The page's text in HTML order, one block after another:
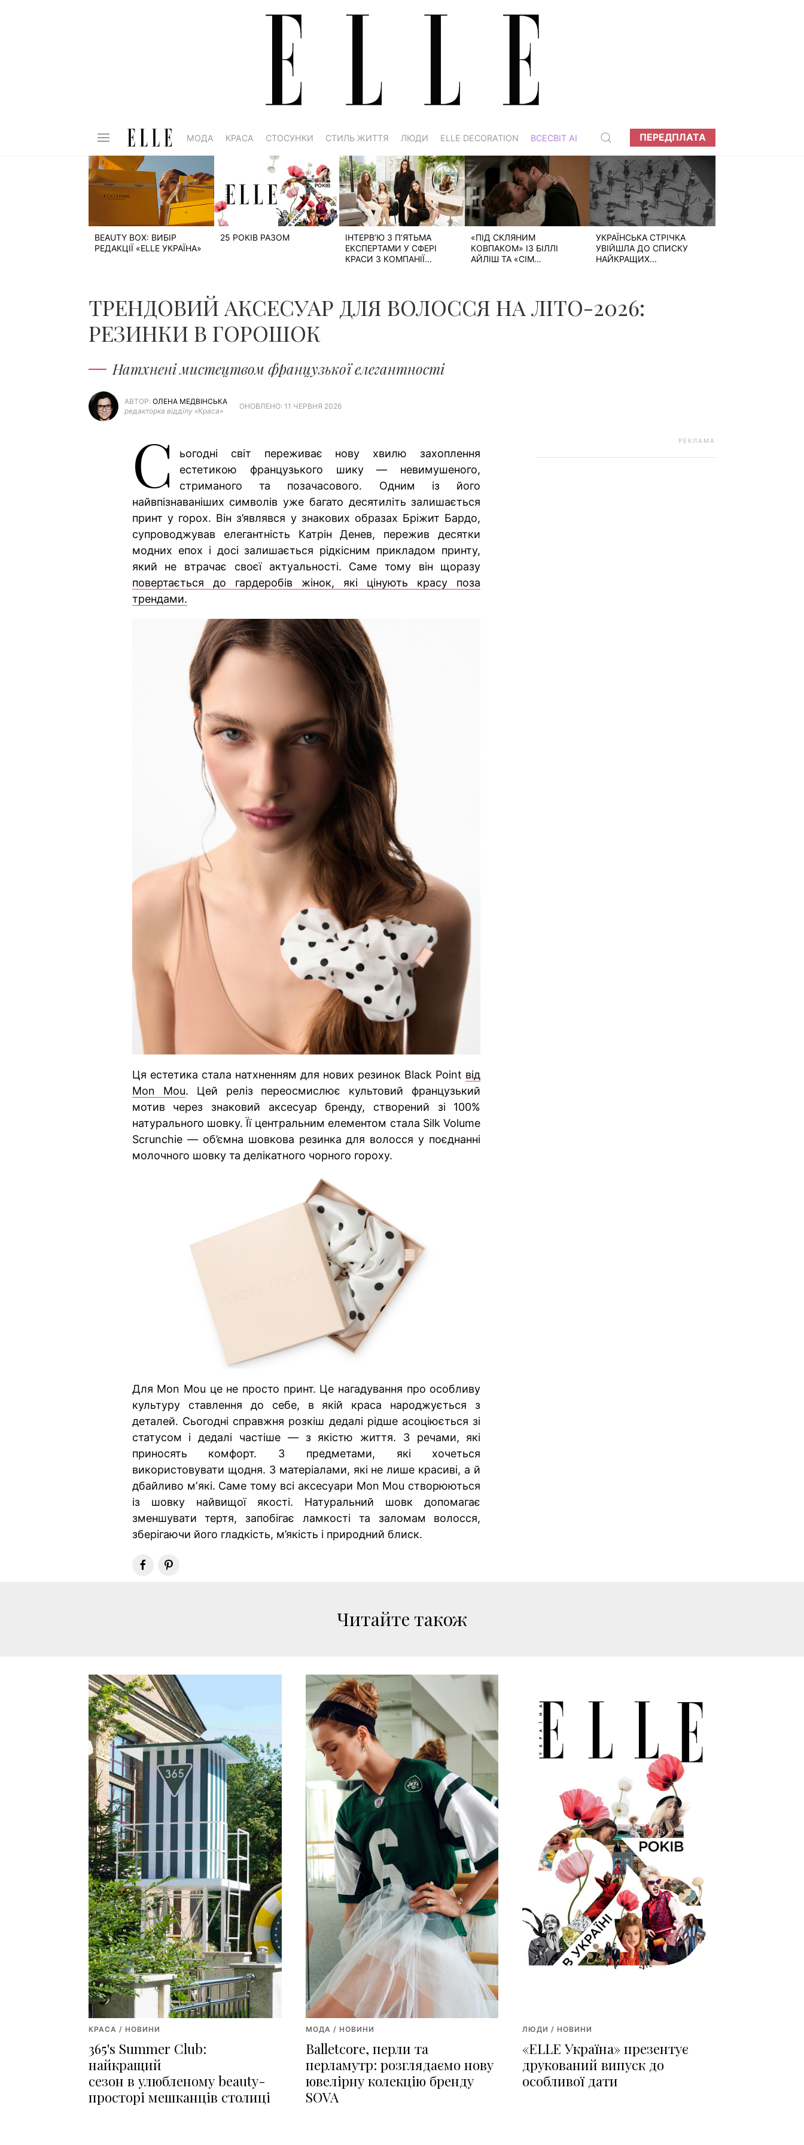
МОДА КРАСА СТОСУНКИ СТИЛЬ ЖИТТЯ ЛЮДИ ELLE DECORATION ВСЕСВІТ АІ ПЕРЕДПЛАТА
BEAUTY BOX: ВИБІР
РЕДАКЦІЇ «ELLE УКРАЇНА»
25 РОКІВ РАЗОМ
ІНТЕРВ’Ю З П’ЯТЬМА
ЕКСПЕРТАМИ У СФЕРІ
КРАСИ З КОМПАНІЇ...
«ПІД СКЛЯНИМ
КОВПАКОМ» ІЗ БІЛЛІ
АЙЛІШ ТА «СІМ
УКРАЇНСЬКА СТРІЧКА
УВІЙШЛА ДО СПИСКУ
НАЙКРАЩИХ...
ТРЕНДОВИЙ АКСЕСУАР ДЛЯ ВОЛОССЯ НА ЛІТО-2026:
РЕЗИНКИ В ГОРОШОК
Натхнені мистецтвом французької елегантності
АВТОР: ОЛЕНА МЕДВІНСЬКА
редакторка відділу «Краса»
ОНОВЛЕНО: 11 ЧЕРВНЯ 2026
С
ьогодні світ переживає нову хвилю захоплення
естетикою французького шику — невимушеного,
стриманого та позачасового. Одним із його
найвпізнаваніших символів уже багато десятиліть залишається
принт у горох. Він з’являвся у знакових образах Бріжит Бардо,
супроводжував елегантність Катрін Денев, пережив десятки
модних епох і досі залишається рідкісним прикладом принту,
який не втрачає своєї актуальності. Саме тому він щоразу
повертається до гардеробів жінок, які цінують красу поза
трендами.
Ця естетика стала натхненням для нових резинок Black Point від
Mon Mou. Цей реліз переосмислює культовий французький
мотив через знаковий аксесуар бренду, створений зі 100%
натурального шовку. Її центральним елементом стала Silk Volume
Scrunchie — об’ємна шовкова резинка для волосся у поєднанні
молочного шовку та делікатного чорного гороху.
Для Mon Mou це не просто принт. Це нагадування про особливу
культуру ставлення до себе, в якій краса народжується з
деталей. Сьогодні справжня розкіш дедалі рідше асоціюється зі
статусом і дедалі частіше — з якістю життя. З речами, які
приносять комфорт. З предметами, які хочеться
використовувати щодня. З матеріалами, які не лише красиві, а й
дбайливо мʼякі. Саме тому всі аксесуари Mon Mou створюються
із шовку найвищої якості. Натуральний шовк допомагає
зменшувати тертя, запобігає ламкості та заломам волосся,
зберігаючи його гладкість, м’якість і природний блиск.
РЕКЛАМА
Читайте також
КРАСА / НОВИНИ
365's Summer Club:
найкращий
сезон в улюбленому beauty-
просторі мешканців столиці
МОДА / НОВИНИ
Balletcore, перли та
перламутр: розглядаємо нову
ювелірну колекцію бренду
SOVA
ЛЮДИ / НОВИНИ
«ELLE Україна» презентує
друкований випуск до
особливої дати